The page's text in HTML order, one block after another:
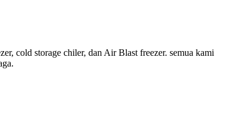
cold storage chiler, dan Air Blast freezer. semua kami